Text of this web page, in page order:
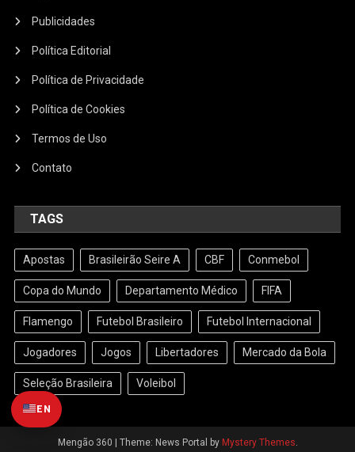
Publicidades
Política Editorial
Política de Privacidade
Política de Cookies
Termos de Uso
Contato
TAGS
Apostas Brasileirão Seire A CBF Conmebol
Copa do Mundo Departamento Médico FIFA
Flamengo Futebol Brasileiro Futebol Internacional
Jogadores Jogos Libertadores Mercado da Bola
Seleção Brasileira Voleibol
Mengão 360 Theme: News Portal by Mystery Themes.
EN